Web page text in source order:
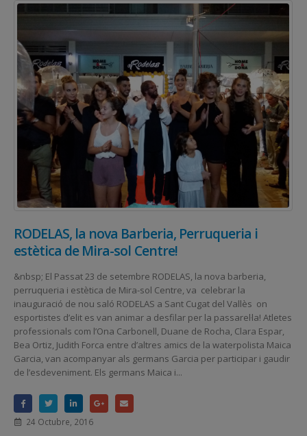
RODELAS, la nova Barberia, Perruqueria i
estètica de Mira-sol Centre!
&nbsp; El Passat 23 de setembre RODELAS, la nova barberia,
perruqueria i estètica de Mira-sol Centre, va celebrar la
inauguració de nou saló RODELAS a Sant Cugat del Vallès on
esportistes d’elit es van animar a desfilar per la passarel·la! Atletes
professionals com l’Ona Carbonell, Duane de Rocha, Clara Espar,
Bea Ortiz, Judith Forca entre d’altres amics de la waterpolista Maica
Garcia, van acompanyar als germans Garcia per participar i gaudir
de l’esdeveniment. Els germans Maica i...
24 Octubre, 2016